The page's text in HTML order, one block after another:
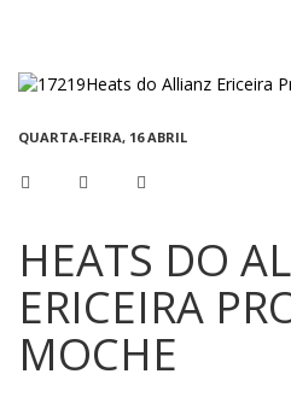
QUARTA-FEIRA, 16 ABRIL
HEATS DO
ERICEIRA
MOCHE